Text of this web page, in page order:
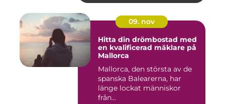
09. nov
Hitta din drömbostad med
en kvalificerad mäklare på
Mallorca
Mallorca, den största av de
spanska Balearerna, har
länge lockat människor
från...